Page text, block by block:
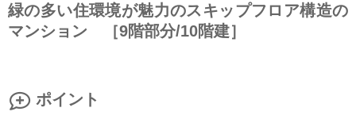
緑の多い住環境が魅力のスキップフロア構造の
マンション ［9階部分/10階建］
ポイント